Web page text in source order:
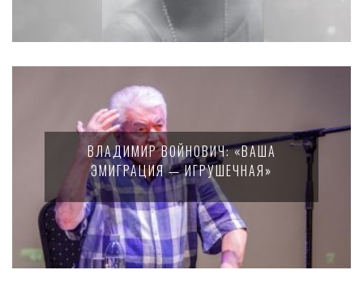
ВЛАДИМИР ВОЙНОВИЧ: «ВАША
ЭМИГРАЦИЯ — ИГРУШЕЧНАЯ»